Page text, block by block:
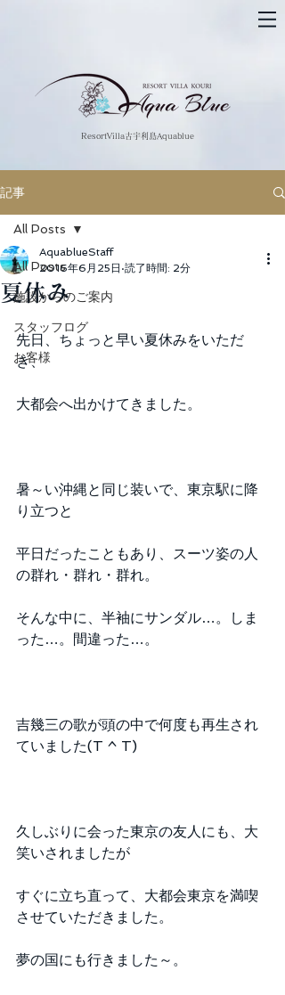
​ResortVilla古宇利島Aquablue
記事
All Posts
施設からのご案内
スタッフログ
お客様
All Posts
夏休み
AquablueStaff
2016年6月25日 読了時間: 2分
先日、ちょっと早い夏休みをいただ
き、
大都会へ出かけてきました。
暑～い沖縄と同じ装いで、東京駅に降
り立つと
平日だったこともあり、スーツ姿の人
の群れ・群れ・群れ。
そんな中に、半袖にサンダル…。しま
った…。間違った…。
吉幾三の歌が頭の中で何度も再生され
ていました(T ^ T)
久しぶりに会った東京の友人にも、大
笑いされましたが
すぐに立ち直って、大都会東京を満喫
させていただきました。
夢の国にも行きました～。